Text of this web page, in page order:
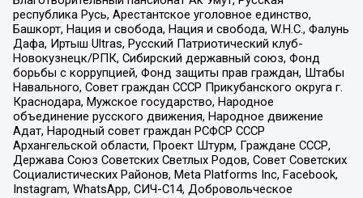
республика Русь, Арестантское уголовное единство,
Башкорт, Нация и свобода, Нация и свобода, W.H.С., Фалунь
Дафа, Иртыш Ultras, Русский Патриотический клуб-
Новокузнецк/РПК, Сибирский державный союз, Фонд
борьбы с коррупцией, Фонд защиты прав граждан, Штабы
Навального, Совет граждан СССР Прикубанского округа г.
Краснодара, Мужское государство, Народное
объединение русского движения, Народное движение
Адат, Народный совет граждан РСФСР СССР
Архангельской области, Проект Штурм, Граждане СССР,
Держава Союз Советских Светлых Родов, Совет Советских
Социалистических Районов, Meta Platforms Inc, Facebook,
Instagram, WhatsApp, СИЧ-С14, Добровольческое